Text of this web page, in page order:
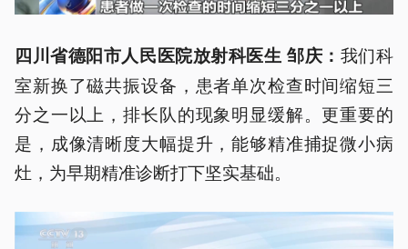
四川省德阳市人民医院放射科医生 邹庆： 我们科
室新换了磁共振设备，患者单次检查时间缩短三
分之一以上，排长队的现象明显缓解。更重要的
是，成像清晰度大幅提升，能够精准捕捉微小病
灶，为早期精准诊断打下坚实基础。